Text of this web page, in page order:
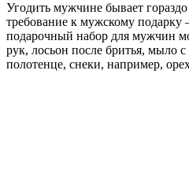
Угодить мужчине бывает
требование к мужскому подарку
подарочный набор для мужчин
рук, лосьон после бритья, мыло
полотенце, снеки, например,